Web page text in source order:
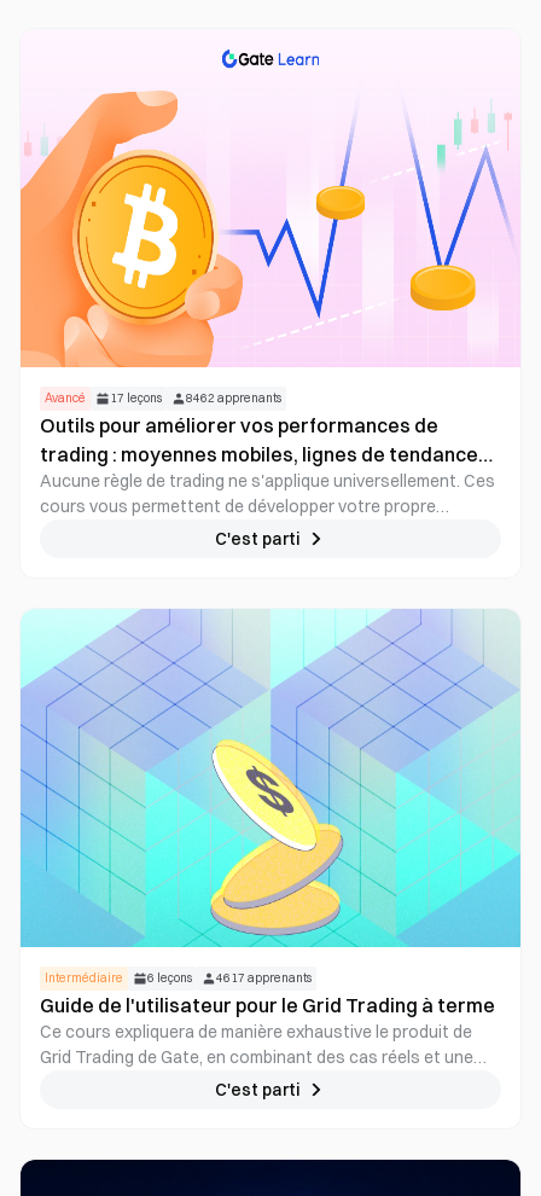
Avancé 17 leçons 8462 apprenants
Outils pour améliorer vos performances de
trading : moyennes mobiles, lignes de tendance
et indicateurs
Aucune règle de trading ne s'applique universellement. Ces
cours vous permettent de développer votre propre
stratégie de trading, de la tester et de l'optimiser
C'est parti
Intermédiaire 6 leçons 4617 apprenants
Guide de l'utilisateur pour le Grid Trading à terme
Ce cours expliquera de manière exhaustive le produit de
Grid Trading de Gate, en combinant des cas réels et une
analyse des stratégies, aidant les utilisateurs à maîtriser
s'adaptant au marché crypto en toutes saisons.
C'est parti